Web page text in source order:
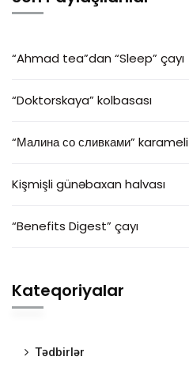
“Ahmad tea”dan “Sleep” çayı
“Doktorskaya” kolbasası
“Малина со сливками” karameli
Kişmişli günəbaxan halvası
“Benefits Digest” çayı
Kateqoriyalar
Tədbirlər